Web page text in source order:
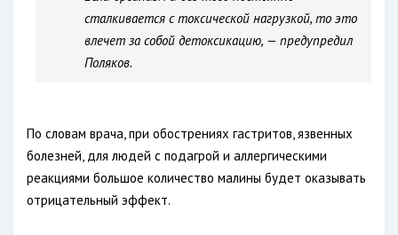
сталкивается с токсической нагрузкой, то это
влечет за собой детоксикацию, — предупредил
Поляков.
По словам врача, при обострениях гастритов, язвенных
болезней, для людей с подагрой и аллергическими
реакциями большое количество малины будет оказывать
отрицательный эффект.